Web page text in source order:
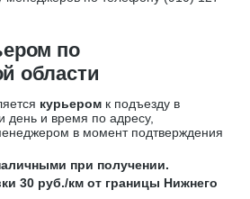
по
области
курьером к подъезду в
день и время по адресу,
в момент подтверждения
при получении.
30 руб./км от границы Нижнего